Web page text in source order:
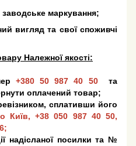
заводське маркування;
вигляд та свої споживчі
Належної якості:
+380 50 987 40 50
та
оплачений товар;
сплативши його
Київ, +38 050 987 40 50,
надісланої посилки та №